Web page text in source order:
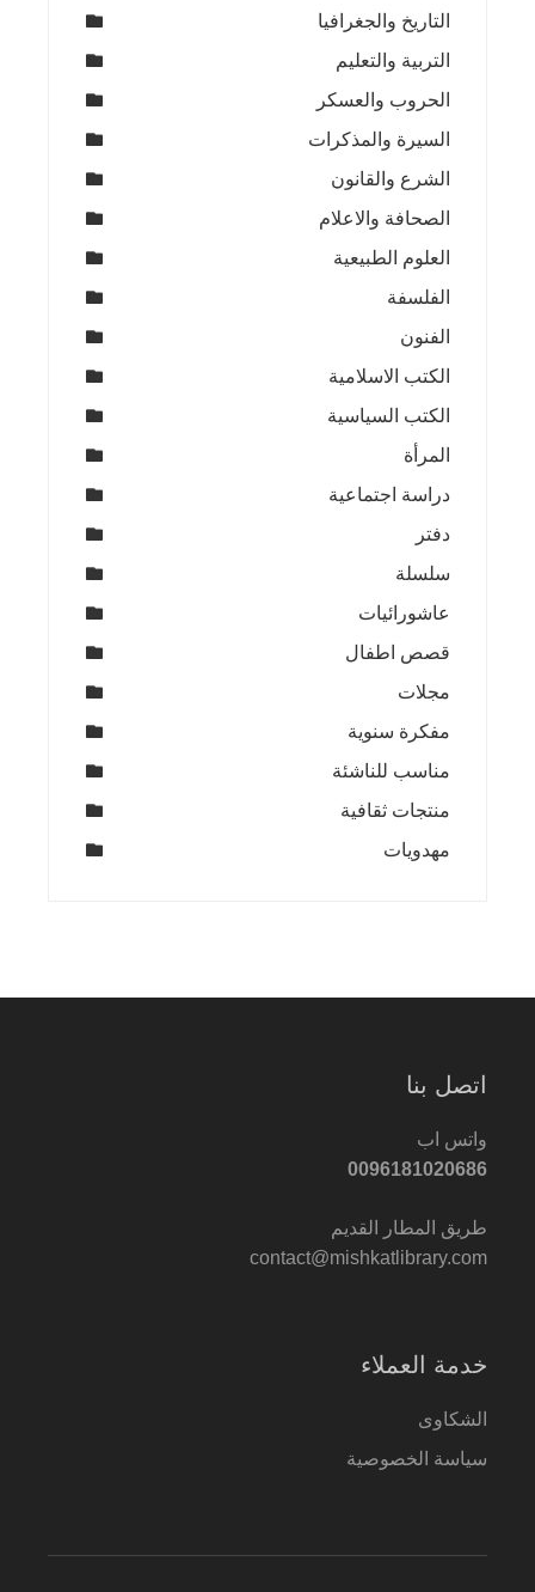
التاريخ والجغرافيا
التربية والتعليم
الحروب والعسكر
السيرة والمذكرات
الشرع والقانون
الصحافة والاعلام
العلوم الطبيعية
الفلسفة
الفنون
الكتب الاسلامية
الكتب السياسية
المرأة
دراسة اجتماعية
دفتر
سلسلة
عاشورائيات
قصص اطفال
مجلات
مفكرة سنوية
مناسب للناشئة
منتجات ثقافية
مهدويات
اتصل بنا
واتس اب
0096181020686
طريق المطار القديم
contact@mishkatlibrary.com
خدمة العملاء
الشكاوى
سياسة الخصوصية